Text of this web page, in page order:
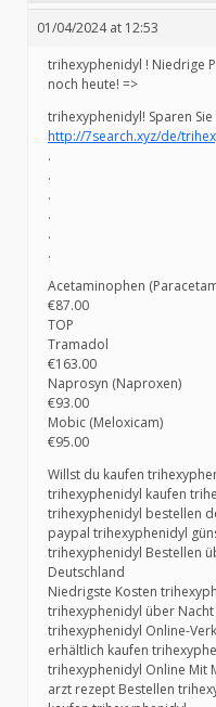
01/04/2024 at 12:53
trihexyphenidyl ! Niedrige
noch heute! =>
trihexyphenidyl! Sparen
http://7search.xyz/de/
.
.
.
.
.
.
Acetaminophen
€87.00
TOP
Tramadol
€163.00
Naprosyn (Naproxen)
€93.00
Mobic (Meloxicam)
€95.00
Willst du kaufen
trihexyphenidyl kaufen
trihexyphenidyl bestellen
paypal trihexyphenidyl
trihexyphenidyl Bestellen
Deutschland
Niedrigste Kosten
trihexyphenidyl über
trihexyphenidyl Online-
erhältlich kaufen
trihexyphenidyl Online Mit
arzt rezept Bestellen